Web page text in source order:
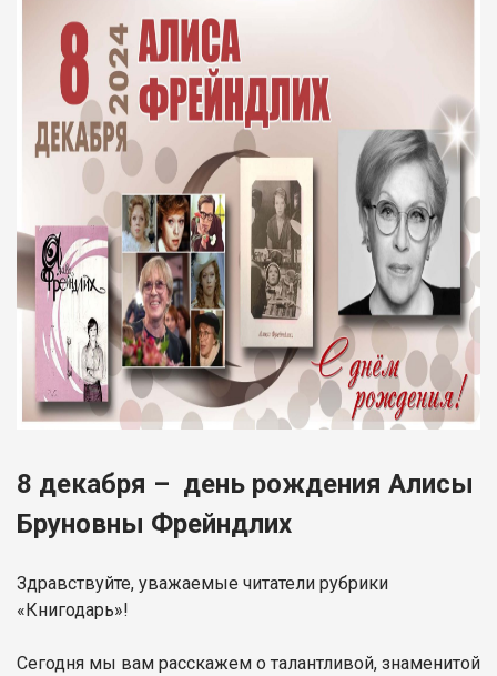
8 декабря – день рождения Алисы
Бруновны Фрейндлих
Здравствуйте, уважаемые читатели рубрики
«Книгодарь»!
Сегодня мы вам расскажем о талантливой, знаменитой